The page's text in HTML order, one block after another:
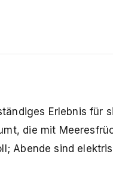
Erlebnis für
die mit
Abende sind